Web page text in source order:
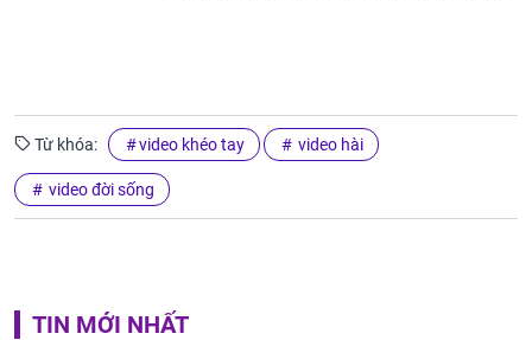
Từ khóa: video khéo tay video hài
video đời sống
TIN MỚI NHẤT